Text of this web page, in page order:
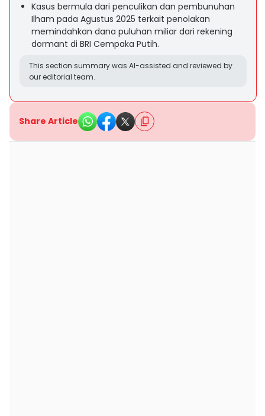
Kasus bermula dari penculikan dan pembunuhan
Ilham pada Agustus 2025 terkait penolakan
memindahkan dana puluhan miliar dari rekening
dormant di BRI Cempaka Putih.
This section summary was AI-assisted and reviewed by
our editorial team.
Share Article